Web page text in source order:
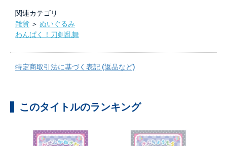
関連カテゴリ
雑貨 ＞ ぬいぐるみ
わんぱく！刀剣乱舞
特定商取引法に基づく表記 (返品など)
このタイトルのランキング